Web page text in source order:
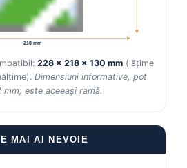
218 mm
228 × 218 × 130 mm(lățime
Dimensiuni informative, pot
mm; este aceeași ramă.
MAI AI NEVOIE